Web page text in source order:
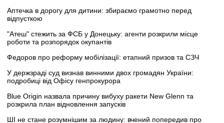
Аптечка в дорогу для дитини: збираємо грамотно перед
відпусткою
"Атеш" стежить за ФСБ у Донецьку: агенти розкрили місце
роботи та розпорядок окупантів
Федоров про реформу мобілізації: етапний призов та СЗЧ
У держзраді суд визнав винними двох громадян України:
подробиці від Офісу генпрокурора
Blue Origin назвала причину вибуху ракети New Glenn та
розкрила план відновлення запусків
ШІ не стане розумнішим за людину: вчений попередив про